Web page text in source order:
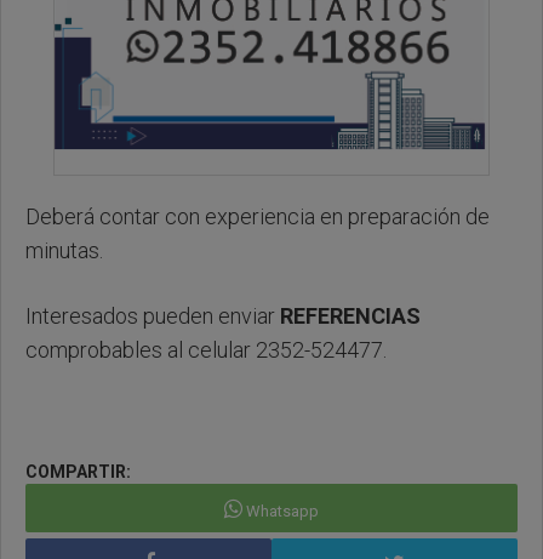
Deberá contar con experiencia en preparación de
minutas.
Interesados pueden enviar REFERENCIAS
comprobables al celular 2352-524477.
COMPARTIR:
Whatsapp